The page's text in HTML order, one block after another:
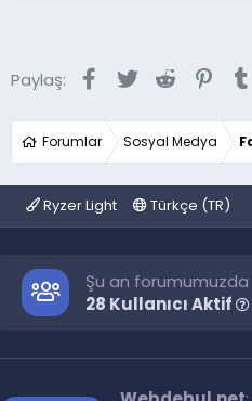
Paylaş: FacebookTwitterReddit
Forumlar Sosyal Medya
Ryzer Light Türkçe (TR)
Şu an forumumuzda
28 Kullanıcı Aktif